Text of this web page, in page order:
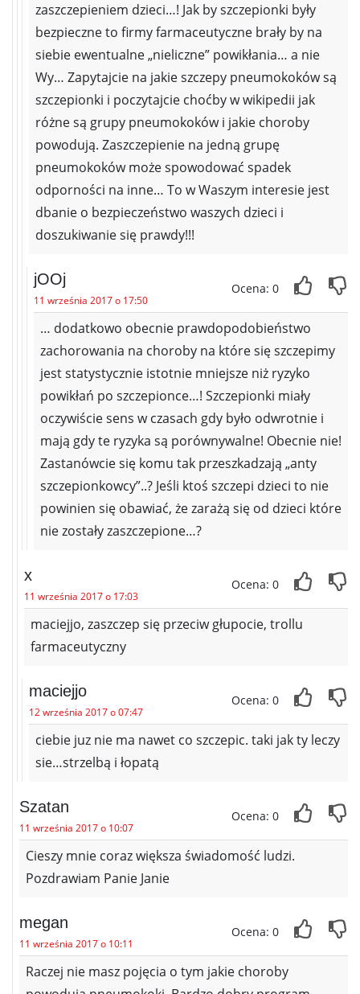
zaszczepieniem dzieci…! Jak by szczepionki były
bezpieczne to firmy farmaceutyczne brały by na
siebie ewentualne „nieliczne” powikłania… a nie
Wy… Zapytajcie na jakie szczepy pneumokoków są
szczepionki i poczytajcie choćby w wikipedii jak
różne są grupy pneumokoków i jakie choroby
powodują. Zaszczepienie na jedną grupę
pneumokoków może spowodować spadek
odporności na inne… To w Waszym interesie jest
dbanie o bezpieczeństwo waszych dzieci i
doszukiwanie się prawdy!!!
jOOj
11 września 2017 o 17:50
Ocena: 0
… dodatkowo obecnie prawdopodobieństwo
zachorowania na choroby na które się szczepimy
jest statystycznie istotnie mniejsze niż ryzyko
powikłań po szczepionce…! Szczepionki miały
oczywiście sens w czasach gdy było odwrotnie i
mają gdy te ryzyka są porównywalne! Obecnie nie!
Zastanówcie się komu tak przeszkadzają „anty
szczepionkowcy”..? Jeśli ktoś szczepi dzieci to nie
powinien się obawiać, że zarażą się od dzieci które
nie zostały zaszczepione…?
x
11 września 2017 o 17:03
Ocena: 0
maciejjo, zaszczep się przeciw głupocie, trollu
farmaceutyczny
maciejjo
12 września 2017 o 07:47
Ocena: 0
ciebie juz nie ma nawet co szczepic. taki jak ty leczy
sie…strzelbą i łopatą
Szatan
11 września 2017 o 10:07
Ocena: 0
Cieszy mnie coraz większa świadomość ludzi.
Pozdrawiam Panie Janie
megan
11 września 2017 o 10:11
Ocena: 0
Raczej nie masz pojęcia o tym jakie choroby